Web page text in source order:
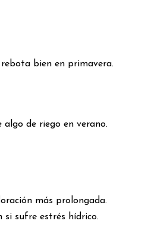
bien en primavera.
algo de riego en verano.
más prolongada.
si sufre estrés hídrico.